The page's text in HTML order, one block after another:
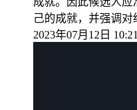
己的成就，并强调对
2023年07月12日